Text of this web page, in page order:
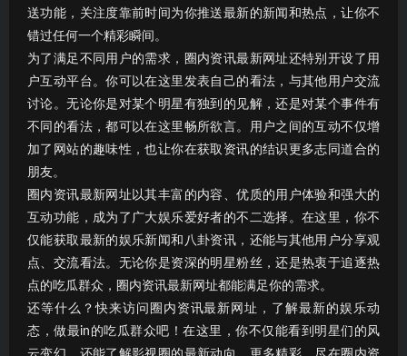
送功能，关注度靠前时间为你推送最新的新闻和热点，让你不
错过任何一个精彩瞬间。
为了满足不同用户的需求，圈内资讯最新网址还特别开设了用
户互动平台。你可以在这里发表自己的看法，与其他用户交流
讨论。无论你是对某个明星有独到的见解，还是对某个事件有
不同的看法，都可以在这里畅所欲言。用户之间的互动不仅增
加了网站的趣味性，也让你在获取资讯的结识更多志同道合的
朋友。
圈内资讯最新网址以其丰富的内容、优质的用户体验和强大的
互动功能，成为了广大娱乐爱好者的不二选择。在这里，你不
仅能获取最新的娱乐新闻和八卦资讯，还能与其他用户分享观
点、交流看法。无论你是资深的明星粉丝，还是热衷于追逐热
点的吃瓜群众，圈内资讯最新网址都能满足你的需求。
还等什么？快来访问圈内资讯最新网址，了解最新的娱乐动
态，做最in的吃瓜群众吧！在这里，你不仅能看到明星们的风